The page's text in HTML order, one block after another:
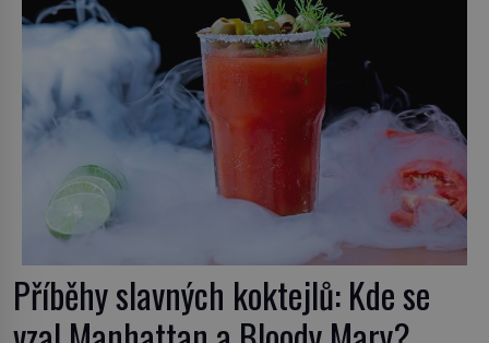
Příběhy slavných koktejlů: Kde se